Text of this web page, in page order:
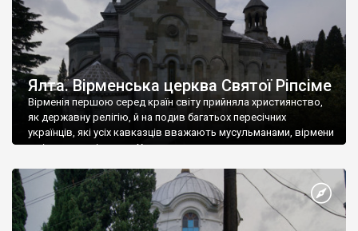
Ялта. Вірменська церква Святої Ріпсіме
Вірменія першою серед країн світу прийняла християнство,
як державну релігію, й на подив багатьох пересічних
українців, які усіх кавказців вважають мусульманами, вірмени
є відданими вірянами Христа